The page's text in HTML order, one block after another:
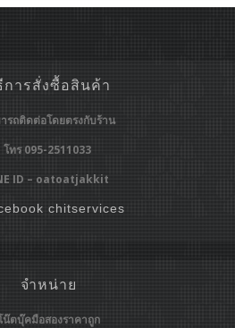
การสั่งซื้อสินค้า
รถติดต่อโดยตรงกับร้าน
โทร 095-2511033
ID – oatoatjakkit
chitservices
จำหน่าย
น๊ตบุ๊คมือสองราคาถูก